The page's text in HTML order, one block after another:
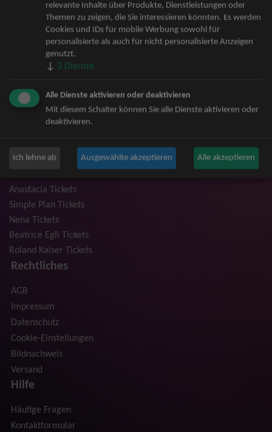
Jan Delay & Disko No.1 Tickets
Pur Tickets
Bob Dylan Tickets
Mark Forster Tickets
The Prodigy Tickets
Niedeckens BAP Tickets
Judas Priest Tickets
Trailerpark & Friends Tickets
Anastacia Tickets
Simple Plan Tickets
Nena Tickets
Beatrice Egli Tickets
Roland Kaiser Tickets
Rechtliches
AGB
Impressum
Datenschutz
Cookie-Einstellungen
Bildnachweis
Versand
Hilfe
Häufige Fragen
Kontaktformular
relevante Inhalte über Produkte, Dienstleistungen oder
Themen zu zeigen, die Sie interessieren könnten. Es werden
Cookies und IDs für mobile Werbung sowohl für
personalisierte als auch für nicht personalisierte Anzeigen
genutzt.
↓ 3 Dienste
Alle Dienste aktivieren oder deaktivieren
Mit diesem Schalter können Sie alle Dienste aktivieren oder
deaktivieren.
Ich lehne ab Ausgewählte akzeptieren Alle akzeptieren